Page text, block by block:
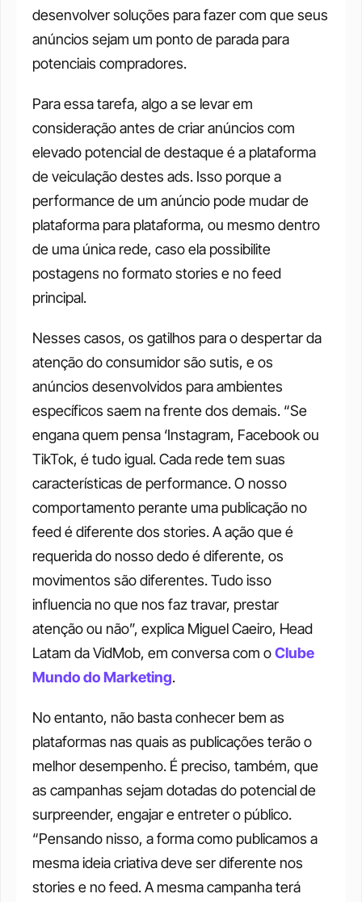
desenvolver soluções para fazer com que seus
anúncios sejam um ponto de parada para
potenciais compradores.
Para essa tarefa, algo a se levar em
consideração antes de criar anúncios com
elevado potencial de destaque é a plataforma
de veiculação destes ads. Isso porque a
performance de um anúncio pode mudar de
plataforma para plataforma, ou mesmo dentro
de uma única rede, caso ela possibilite
postagens no formato stories e no feed
principal.
Nesses casos, os gatilhos para o despertar da
atenção do consumidor são sutis, e os
anúncios desenvolvidos para ambientes
específicos saem na frente dos demais. “Se
engana quem pensa ‘Instagram, Facebook ou
TikTok, é tudo igual. Cada rede tem suas
características de performance. O nosso
comportamento perante uma publicação no
feed é diferente dos stories. A ação que é
requerida do nosso dedo é diferente, os
movimentos são diferentes. Tudo isso
influencia no que nos faz travar, prestar
atenção ou não”, explica Miguel Caeiro, Head
Latam da VidMob, em conversa com o Clube
Mundo do Marketing.
No entanto, não basta conhecer bem as
plataformas nas quais as publicações terão o
melhor desempenho. É preciso, também, que
as campanhas sejam dotadas do potencial de
surpreender, engajar e entreter o público.
“Pensando nisso, a forma como publicamos a
mesma ideia criativa deve ser diferente nos
stories e no feed. A mesma campanha terá